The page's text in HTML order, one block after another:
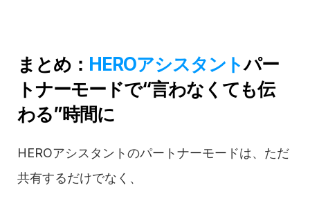
まとめ： HEROアシスタントパー
トナーモードで“言わなくても伝
わる”時間に
HEROアシスタントのパートナーモードは、ただ
共有するだけでなく、